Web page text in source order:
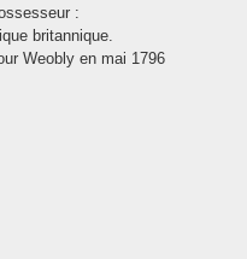
:
britannique.
Weobly en mai 1796